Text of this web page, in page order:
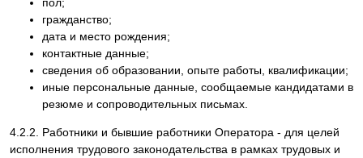
гражданство;
дата и место рождения;
контактные данные;
сведения об образовании, опыте работы, квалификации;
иные персональные данные, сообщаемые кандидатами в
резюме и сопроводительных письмах.
4.2.2. Работники и бывшие работники Оператора - для целей
исполнения трудового законодательства в рамках трудовых и